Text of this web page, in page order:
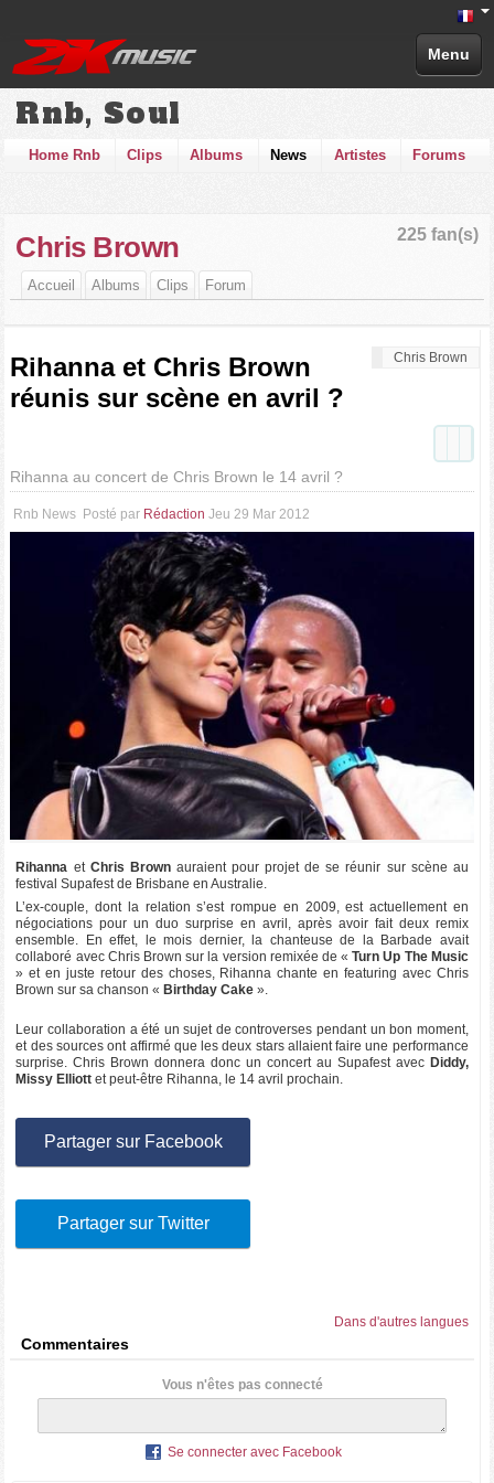
Menu
Rnb, Soul
Home Rnb Clips Albums News Artistes Forums
225 fan(s)
Chris Brown
Accueil Albums Clips Forum
Chris Brown
Rihanna et Chris Brown
réunis sur scène en avril ?
Rihanna au concert de Chris Brown le 14 avril ?
Rnb News Posté par Rédaction Jeu 29 Mar 2012
Rihanna et Chris Brown auraient pour projet de se réunir sur scène au
festival Supafest de Brisbane en Australie.
L’ex-couple, dont la relation s’est rompue en 2009, est actuellement en
négociations pour un duo surprise en avril, après avoir fait deux remix
ensemble. En effet, le mois dernier, la chanteuse de la Barbade avait
collaboré avec Chris Brown sur la version remixée de «Turn Up The Music
» et en juste retour des choses, Rihanna chante en featuring avec Chris
Brown sur sa chanson « Birthday Cake ».
Leur collaboration a été un sujet de controverses pendant un bon moment,
et des sources ont affirmé que les deux stars allaient faire une performance
surprise. Chris Brown donnera donc un concert au Supafest avec Diddy,
Missy Elliott et peut-être Rihanna, le 14 avril prochain.
Partager sur Facebook
Partager sur Twitter
Dans d'autres langues
Commentaires
Vous n'êtes pas connecté
Se connecter avec Facebook